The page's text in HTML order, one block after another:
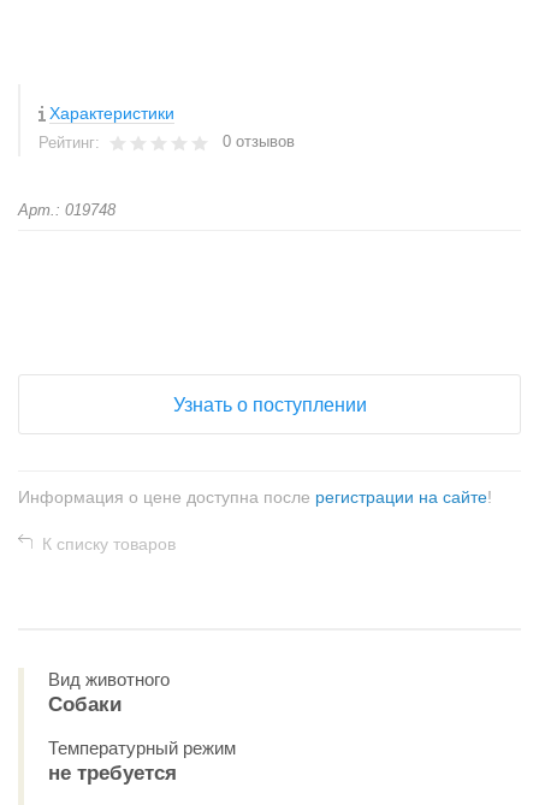
Характеристики
Рейтинг: 0 отзывов
Арт.: 019748
Узнать о поступлении
Информация о цене доступна после регистрации на сайте!
К списку товаров
Вид животного
Собаки
Температурный режим
не требуется